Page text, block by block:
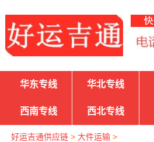
华东专线 华北专线
西南专线 西北专线
好运吉通供应链> 大件运输>